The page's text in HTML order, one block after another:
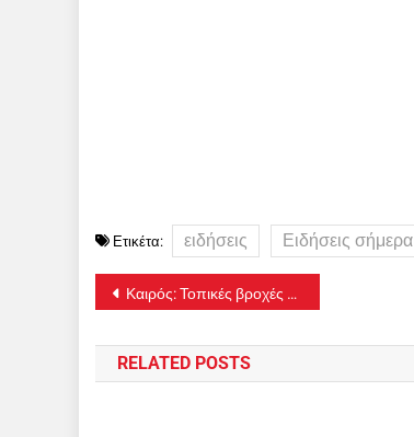
Ετικέτα: ειδήσεις Ειδήσεις σήμερα
Πλοήγηση
άρθρων
Καιρός: Τοπικές βροχές και σποραδικές καταιγίδες την Πέμπτη 9/7
RELATED POSTS